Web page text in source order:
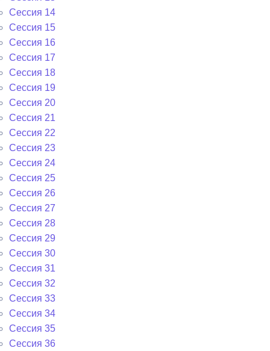
Сессия 14
Сессия 15
Сессия 16
Сессия 17
Сессия 18
Сессия 19
Сессия 20
Сессия 21
Сессия 22
Сессия 23
Сессия 24
Сессия 25
Сессия 26
Сессия 27
Сессия 28
Сессия 29
Сессия 30
Сессия 31
Сессия 32
Сессия 33
Сессия 34
Сессия 35
Сессия 36